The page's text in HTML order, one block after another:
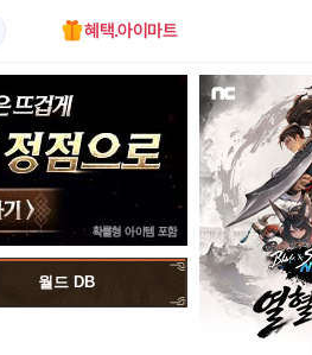
혜택.아이마트
월드 DB